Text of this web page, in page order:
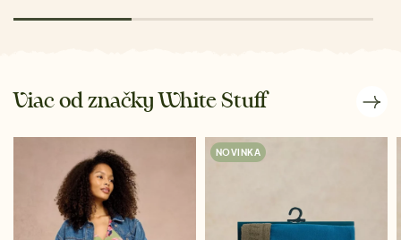
Viac od značky White Stuff
NOVINKA